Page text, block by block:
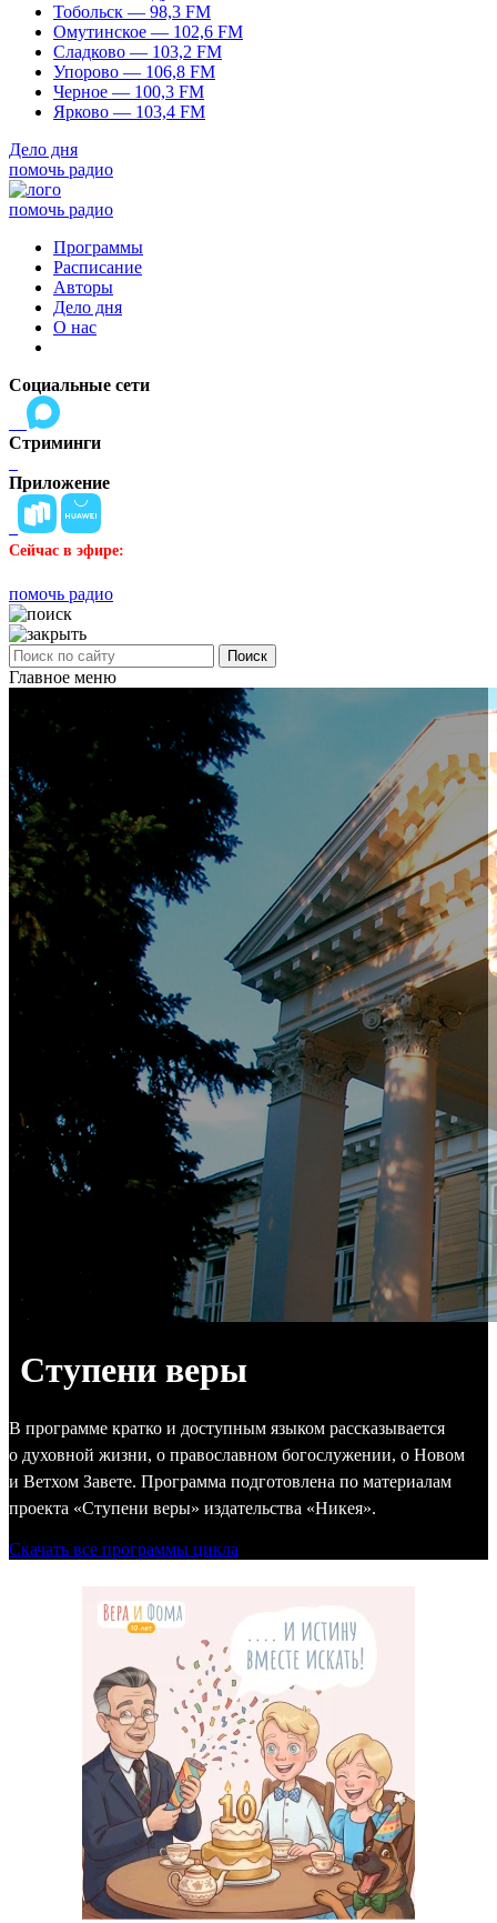
Тобольск — 98,3 FM
Омутинское — 102,6 FM
Сладково — 103,2 FM
Упорово — 106,8 FM
Черное — 100,3 FM
Ярково — 103,4 FM
Дело дня
помочь радио
помочь радио
Программы
Расписание
Авторы
Дело дня
О нас
Социальные сети
Стриминги
Приложение
Сейчас в эфире:
помочь радио
Поиск
Главное меню
Ступени веры
В программе кратко и доступным языком рассказывается
о духовной жизни, о православном богослужении, о Новом
и Ветхом Завете. Программа подготовлена по материалам
проекта «Ступени веры» издательства «Никея».
Скачать все программы цикла